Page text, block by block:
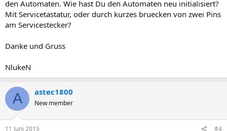
den Automaten. Wie hast Du den Automaten neu initialisiert?
Mit Servicetastatur, oder durch kurzes bruecken von zwei Pins
am Servicestecker?
Danke und Gruss
NlukeN
A astec1800
New member
11 Juni 2015 #4